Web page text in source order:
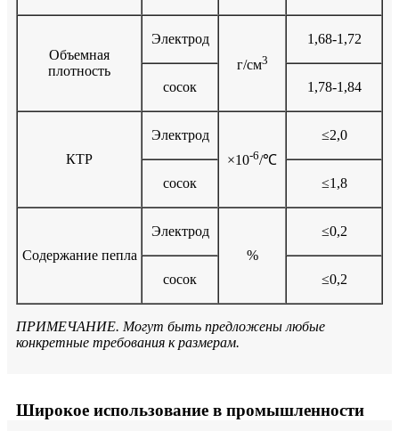
Объемная
плотность
Электрод
г/см3
1,68-1,72
сосок 1,78-1,84
КТР
Электрод
×10-6/℃
≤2,0
сосок ≤1,8
Содержание пепла
Электрод
%
≤0,2
сосок ≤0,2
ПРИМЕЧАНИЕ. Могут быть предложены любые
конкретные требования к размерам.
Широкое использование в промышленности